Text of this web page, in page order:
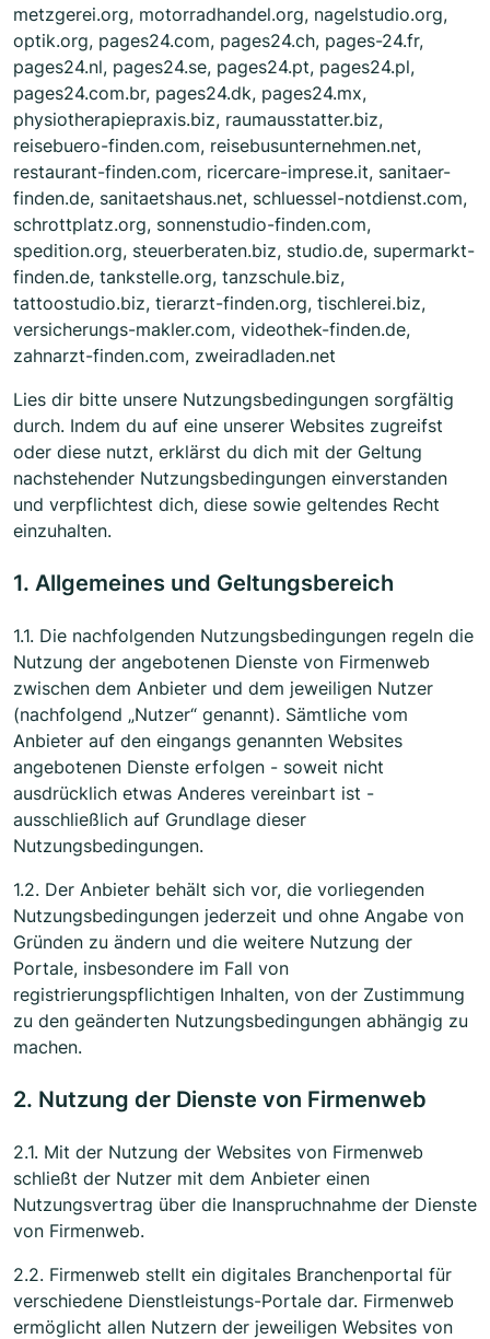
metzgerei.org, motorradhandel.org, nagelstudio.org,
optik.org, pages24.com, pages24.ch, pages-24.fr,
pages24.nl, pages24.se, pages24.pt, pages24.pl,
pages24.com.br, pages24.dk, pages24.mx,
physiotherapiepraxis.biz, raumausstatter.biz,
reisebuero-finden.com, reisebusunternehmen.net,
restaurant-finden.com, ricercare-imprese.it, sanitaer-
finden.de, sanitaetshaus.net, schluessel-notdienst.com,
schrottplatz.org, sonnenstudio-finden.com,
spedition.org, steuerberaten.biz, studio.de, supermarkt-
finden.de, tankstelle.org, tanzschule.biz,
tattoostudio.biz, tierarzt-finden.org, tischlerei.biz,
versicherungs-makler.com, videothek-finden.de,
zahnarzt-finden.com, zweiradladen.net
Lies dir bitte unsere Nutzungsbedingungen sorgfältig
durch. Indem du auf eine unserer Websites zugreifst
oder diese nutzt, erklärst du dich mit der Geltung
nachstehender Nutzungsbedingungen einverstanden
und verpflichtest dich, diese sowie geltendes Recht
einzuhalten.
1. Allgemeines und Geltungsbereich
1.1. Die nachfolgenden Nutzungsbedingungen regeln die
Nutzung der angebotenen Dienste von Firmenweb
zwischen dem Anbieter und dem jeweiligen Nutzer
(nachfolgend „Nutzer“ genannt). Sämtliche vom
Anbieter auf den eingangs genannten Websites
angebotenen Dienste erfolgen - soweit nicht
ausdrücklich etwas Anderes vereinbart ist -
ausschließlich auf Grundlage dieser
Nutzungsbedingungen.
1.2. Der Anbieter behält sich vor, die vorliegenden
Nutzungsbedingungen jederzeit und ohne Angabe von
Gründen zu ändern und die weitere Nutzung der
Portale, insbesondere im Fall von
registrierungspflichtigen Inhalten, von der Zustimmung
zu den geänderten Nutzungsbedingungen abhängig zu
machen.
2. Nutzung der Dienste von Firmenweb
2.1. Mit der Nutzung der Websites von Firmenweb
schließt der Nutzer mit dem Anbieter einen
Nutzungsvertrag über die Inanspruchnahme der Dienste
von Firmenweb.
2.2. Firmenweb stellt ein digitales Branchenportal für
verschiedene Dienstleistungs-Portale dar. Firmenweb
ermöglicht allen Nutzern der jeweiligen Websites von